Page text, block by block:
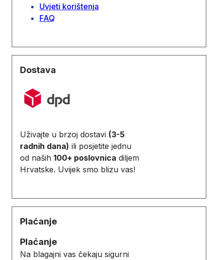
Uvjeti korištenja
FAQ
Dostava
Uživajte u brzoj dostavi (3-5
radnih dana) ili posjetite jednu
od naših 100+ poslovnica diljem
Hrvatske. Uvijek smo blizu vas!
Plaćanje
Plaćanje
Na blagajni vas čekaju sigurni